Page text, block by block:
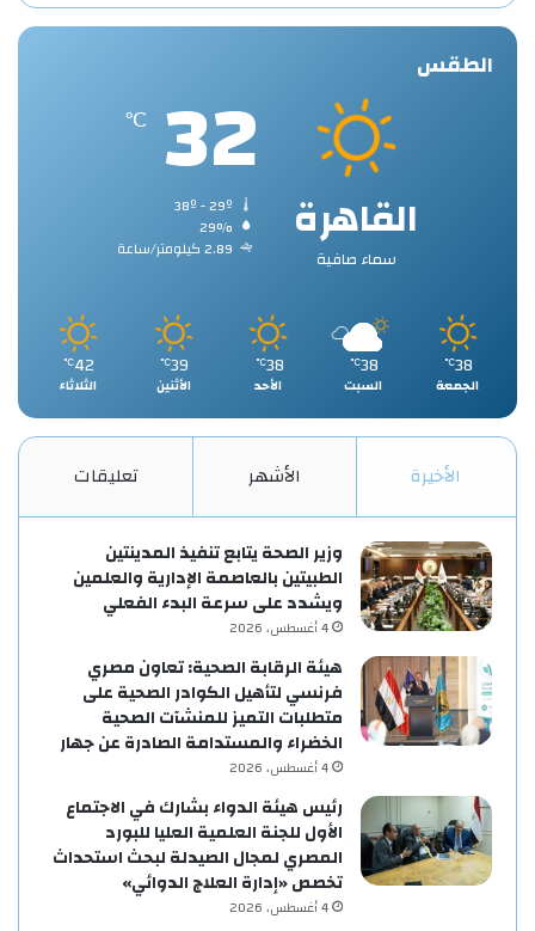
الطقس
القاهرة
سماء صافية
32
℃
29%
2.89 كيلومتر/ساعة
38
℃
الجمعة
38
℃
السبت
38
℃
الأحد
39
℃
الأثنين
42
℃
الثلاثاء
الأخيرة الأشهر تعليقات
وزير الصحة يتابع تنفيذ المدينتين
الطبيتين بالعاصمة الإدارية والعلمين
ويشدد على سرعة البدء الفعلي
4 أغسطس، 2026
هيئة الرقابة الصحية: تعاون مصري
فرنسي لتأهيل الكوادر الصحية على
متطلبات التميز للمنشآت الصحية
الخضراء والمستدامة الصادرة عن جهار
4 أغسطس، 2026
رئيس هيئة الدواء بشارك في الاجتماع
الأول للجنة العلمية العليا للبورد
المصري لمجال الصيدلة لبحث استحداث
تخصص «إدارة العلاج الدوائي»
4 أغسطس، 2026